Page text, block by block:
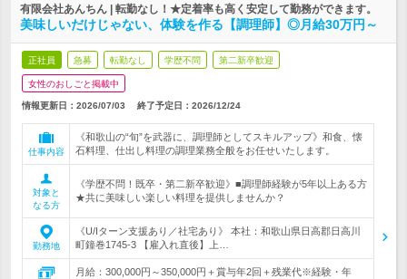
有限会社あんちん | 転勤なし！★定着率も高く安定して勤務ができます。
美味しいだけじゃない、体験を作る【調理師】◎月給30万円～
正社員 急募 転勤なし 学歴不問 第二新卒歓迎
女性のおしごと掲載中
情報更新日：2026/07/03 終了予定日： 2026/12/24
仕事内容
《和歌山の“旬”を武器に、調理師としてスキルアップ》和食、懐
石料理、仕出し料理の調理業務全般をお任せいたします。
対象と
なる方
《学歴不問！既卒・第二新卒歓迎》■調理師経験が5年以上ある方
★共に美味しい楽しい料理を提供しませんか？
勤務地
《U/Iターン支援あり／社宅あり》 本社：和歌山県日高郡日高川
町鐘巻1745-3 【雇入れ直後】上…
月給：300,000円～350,000円＋賞与年2回＋残業代※経験・年